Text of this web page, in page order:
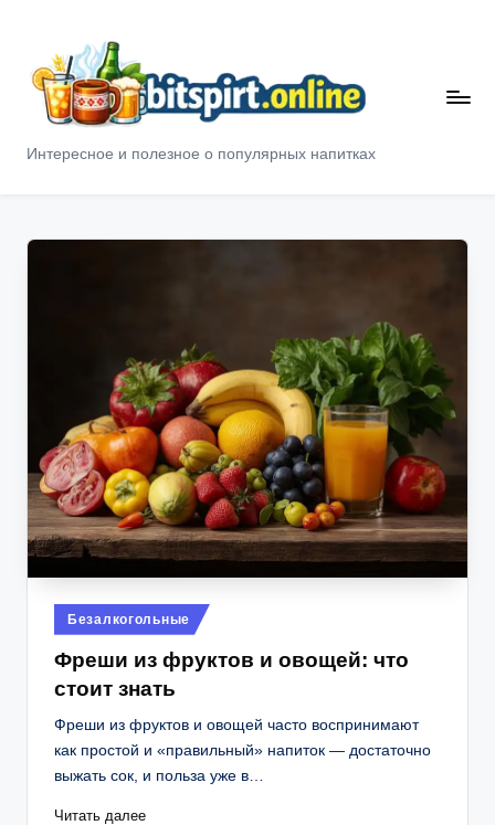
содержимому
B
Интересное и полезное о популярных напитках
Опубликовано
в
Безалкогольные
Фреши из фруктов и овощей: что
стоит знать
Фреши из фруктов и овощей часто воспринимают
как простой и «правильный» напиток — достаточно
выжать сок, и польза уже в…
Читать далее